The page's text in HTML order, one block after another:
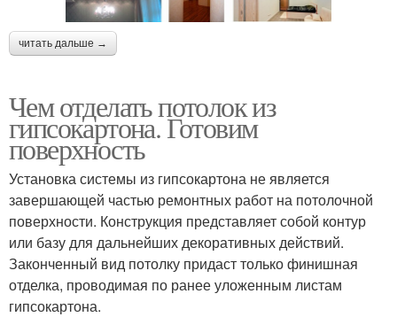
читать дальше →
Чем отделать потолок из
гипсокартона. Готовим
поверхность
Установка системы из гипсокартона не является
завершающей частью ремонтных работ на потолочной
поверхности. Конструкция представляет собой контур
или базу для дальнейших декоративных действий.
Законченный вид потолку придаст только финишная
отделка, проводимая по ранее уложенным листам
гипсокартона.